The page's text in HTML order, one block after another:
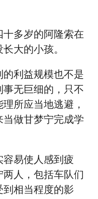
多岁的阿隆索在
大的小孩。
利益规模也不是
无巨细的，只不
所应当地逃避，
当做甘梦宁完成学
易使人感到疲
人，包括车队们
相当程度的影